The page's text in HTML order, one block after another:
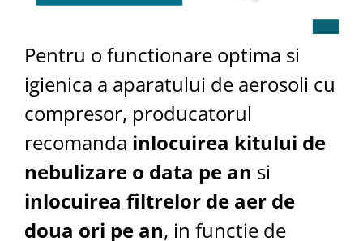
Pentru o functionare optima si
igienica a aparatului de aerosoli cu
compresor, producatorul
recomanda inlocuirea kitului de
nebulizare o data pe an si
inlocuirea filtrelor de aer de
doua ori pe an, in functie de